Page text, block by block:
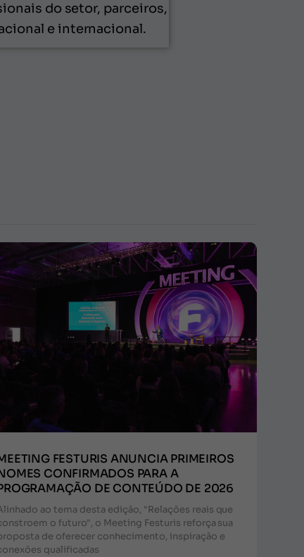
do setor, parceiros,
e internacional.
FESTURIS ANUNCIA PRIMEIROS
CONFIRMADOS PARA A
DE CONTEÚDO DE 2026
ao tema desta edição, "Relações reais que
o futuro", o Meeting Festuris reforça sua
de oferecer conhecimento, inspiração e
qualificadas